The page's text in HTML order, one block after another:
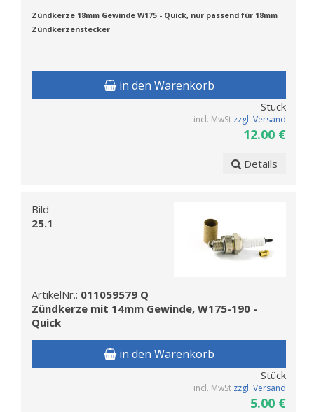
Zündkerze 18mm Gewinde W175 - Quick, nur passend für 18mm
Zündkerzenstecker
in den Warenkorb
Stück
incl. MwSt zzgl. Versand
12.00 €
Details
Bild
25.1
ArtikelNr.: 011059579 Q
Zündkerze mit 14mm Gewinde, W175-190 -
Quick
in den Warenkorb
Stück
incl. MwSt zzgl. Versand
5.00 €